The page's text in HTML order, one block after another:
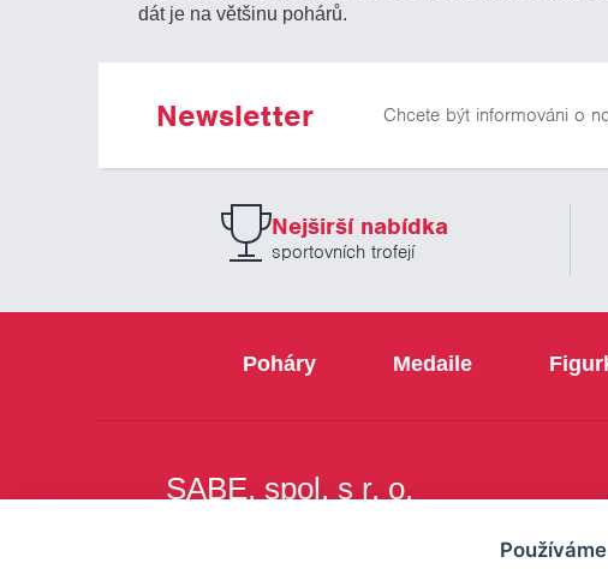
dát je na většinu pohárů.
Newsletter Chcete být informováni o
Nejširší nabídka
sportovních trofejí
Poháry Medaile
SABE, spol. s r. o.